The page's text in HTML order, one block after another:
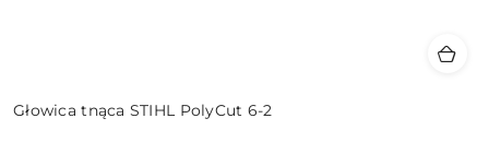
Głowica tnąca STIHL PolyCut 6-2